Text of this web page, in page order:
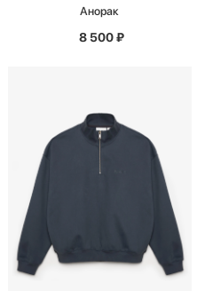
Анорак
8 500₽